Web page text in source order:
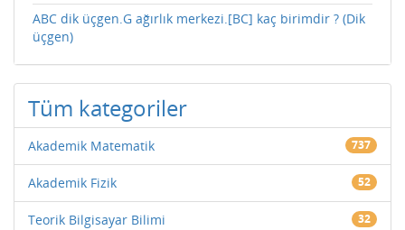
ABC dik üçgen.G ağırlık merkezi.[BC] kaç birimdir ? (Dik
üçgen)
Tüm kategoriler
Akademik Matematik 737
Akademik Fizik 52
Teorik Bilgisayar Bilimi 32